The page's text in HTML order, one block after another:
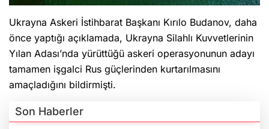
Ukrayna Askeri İstihbarat Başkanı Kırılo Budanov, daha
önce yaptığı açıklamada, Ukrayna Silahlı Kuvvetlerinin
Yılan Adası’nda yürüttüğü askeri operasyonunun adayı
tamamen işgalci Rus güçlerinden kurtarılmasını
amaçladığını bildirmişti.
Son Haberler